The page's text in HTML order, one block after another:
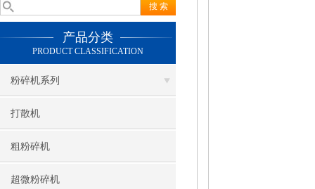
产品分类
PRODUCT CLASSIFICATION
粉碎机系列
打散机
粗粉碎机
超微粉碎机